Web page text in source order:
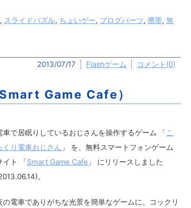
, スライドパズル, ちょいゲー, ブログパーツ, 携帯, 無
2013/07/17 Flashゲーム コメント(0)
Game Cafe）
車で居眠りしているおじさんを操作するゲーム 「こ
くり電車おじさん 」 を、無料スマートフォンゲーム
イト 「Smart Game Cafe 」 にリリースしました
。
の電車でありがちな光景を簡単なゲームに。コックリ